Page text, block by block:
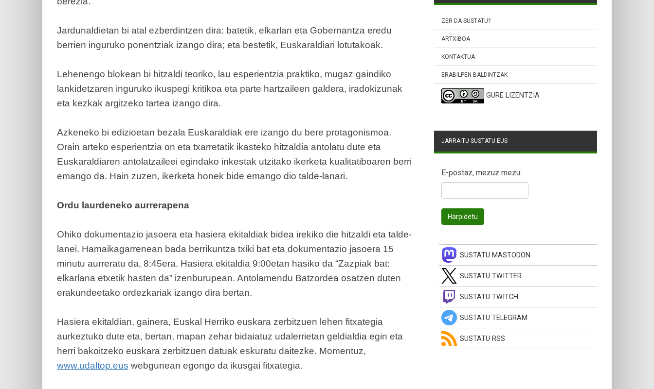
Jardunaldietan bi atal ezberdintzen dira: batetik, elkarlan eta Gobernantza eredu
berrien inguruko ponentziak izango dira; eta bestetik, Euskaraldiari lotutakoak.
Lehenengo blokean bi hitzaldi teoriko, lau esperientzia praktiko, mugaz gaindiko
lankidetzaren inguruko ikuspegi kritikoa eta parte hartzaileen galdera, iradokizunak
eta kezkak argitzeko tartea izango dira.
Azkeneko bi edizioetan bezala Euskaraldiak ere izango du bere protagonismoa.
Orain arteko esperientzia on eta txarretatik ikasteko hitzaldia antolatu dute eta
Euskaraldiaren antolatzaileei egindako inkestak utzitako ikerketa kualitatiboaren berri
emango da. Hain zuzen, ikerketa honek bide emango dio talde-lanari.
Ordu laurdeneko aurrerapena
Ohiko dokumentazio jasoera eta hasiera ekitaldiak bidea irekiko die hitzaldi eta talde-
lanei. Hamaikagarrenean bada berrikuntza txiki bat eta dokumentazio jasoera 15
minutu aurreratu da, 8:45era. Hasiera ekitaldia 9:00etan hasiko da “Zazpiak bat:
elkarlana etxetik hasten da” izenburupean. Antolamendu Batzordea osatzen duten
erakundeetako ordezkariak izango dira bertan.
Hasiera ekitaldian, gainera, Euskal Herriko euskara zerbitzuen lehen fitxategia
aurkeztuko dute eta, bertan, mapan zehar bidaiatuz udalerrietan geldialdia egin eta
herri bakoitzeko euskara zerbitzuen datuak eskuratu daitezke. Momentuz,
www.udaltop.eus webgunean egongo da ikusgai fitxategia.
ZER DA SUSTATU?
ARTXIBOA
KONTAKTUA
ERABILPEN BALDINTZAK
GURE LIZENTZIA
JARRAITU SUSTATU.EUS
E-postaz, mezuz mezu:
SUSTATU MASTODON
SUSTATU TWITTER
SUSTATU TWITCH
SUSTATU TELEGRAM
SUSTATU RSS